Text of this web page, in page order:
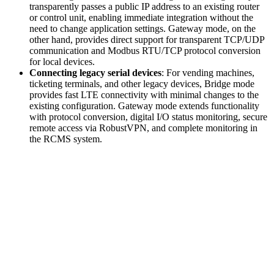
transparently passes a public IP address to an existing router
or control unit, enabling immediate integration without the
need to change application settings. Gateway mode, on the
other hand, provides direct support for transparent TCP/UDP
communication and Modbus RTU/TCP protocol conversion
for local devices.
Connecting legacy serial devices: For vending machines,
ticketing terminals, and other legacy devices, Bridge mode
provides fast LTE connectivity with minimal changes to the
existing configuration. Gateway mode extends functionality
with protocol conversion, digital I/O status monitoring, secure
remote access via RobustVPN, and complete monitoring in
the RCMS system.